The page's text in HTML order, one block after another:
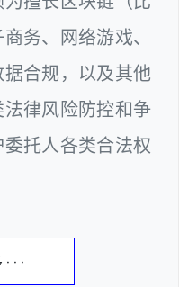
务、网络游戏、
合规，以及其他
律风险防控和争
托人各类合法权
· ·